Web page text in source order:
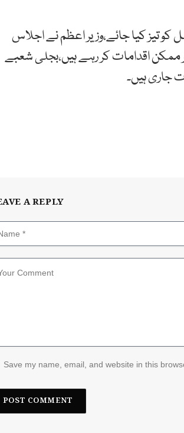
کو تیز کیا جائے،وزیر اعظم نے اجلاس
اقدامات کر رہے ہیں،بجلی شعبے
جاری ہیں۔
A REPLY
Save my name, email, and website in this